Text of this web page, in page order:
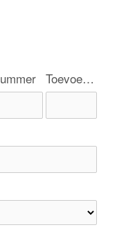
Toevoeging